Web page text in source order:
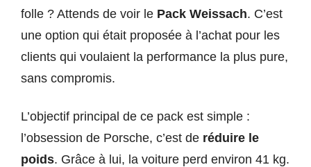
folle ? Attends de voir le Pack Weissach. C’est
une option qui était proposée à l’achat pour les
clients qui voulaient la performance la plus pure,
sans compromis.
L’objectif principal de ce pack est simple :
l’obsession de Porsche, c’est de réduire le
poids. Grâce à lui, la voiture perd environ 41 kg.